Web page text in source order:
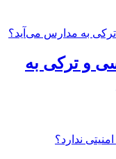
و ترکی به